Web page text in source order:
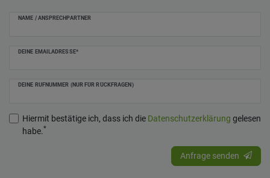
NAME / ANSPRECHPARTNER
DEINE EMAILADRESSE*
DEINE RUFNUMMER (NUR FÜR RÜCKFRAGEN)
Hiermit bestätige ich, dass ich die Daten­schutz­erklärung gelesen
habe.*
Anfrage senden